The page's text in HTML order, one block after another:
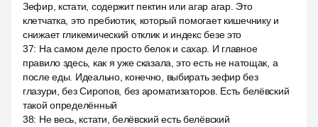
Зефир, кстати, содержит пектин или агар агар. Это
клетчатка, это пребиотик, который помогает кишечнику и
снижает гликемический отклик и индекс безе это
37: На самом деле просто белок и сахар. И главное
правило здесь, как я уже сказала, это есть не натощак, а
после еды. Идеально, конечно, выбирать зефир без
глазури, без Сиропов, без ароматизаторов. Есть белёвский
такой определённый
38: Не весь, кстати, белёвский есть белёвский